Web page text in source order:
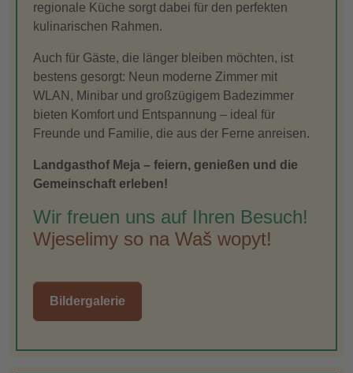
regionale Küche sorgt dabei für den perfekten
kulinarischen Rahmen.
Auch für Gäste, die länger bleiben möchten, ist
bestens gesorgt: Neun moderne Zimmer mit
WLAN, Minibar und großzügigem Badezimmer
bieten Komfort und Entspannung – ideal für
Freunde und Familie, die aus der Ferne anreisen.
Landgasthof Meja – feiern, genießen und die
Gemeinschaft erleben!
Wir freuen uns auf Ihren Besuch!
Wjeselimy so na Waš wopyt!
Bildergalerie